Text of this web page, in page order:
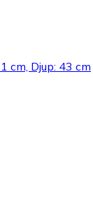
cm, Djup: 43 cm